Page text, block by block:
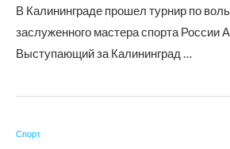
В Калининграде прошел турнир по
заслуженного мастера спорта России
Выступающий за Калининград …
Спорт